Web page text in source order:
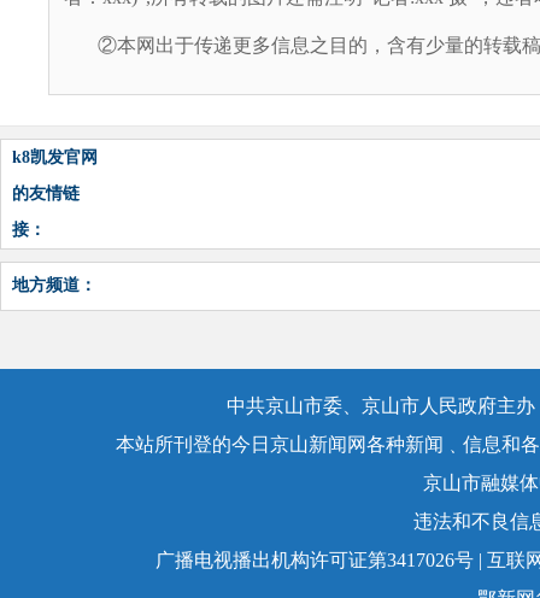
②本网出于传递更多信息之目的，含有少量的转载稿
k8凯发官网
的友情链
接：
地方频道：
中共京山市委、京山市人民政府主
本站所刊登的今日京山新闻网各种新闻﹑信息和
京山市融媒
违法和不良信
广播电视播出机构许可证第3417026号 | 互联